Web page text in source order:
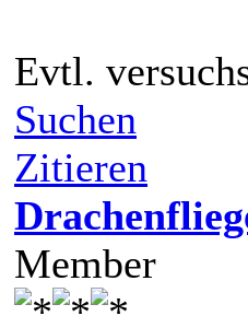
Evtl.
Suchen
Zitieren
Member